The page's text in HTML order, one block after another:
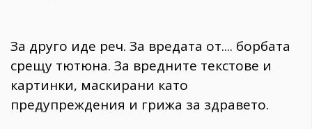
За друго иде реч. За вредата от.... борбата
срещу тютюна. За вредните текстове и
картинки, маскирани като
предупреждения и грижа за здравето.